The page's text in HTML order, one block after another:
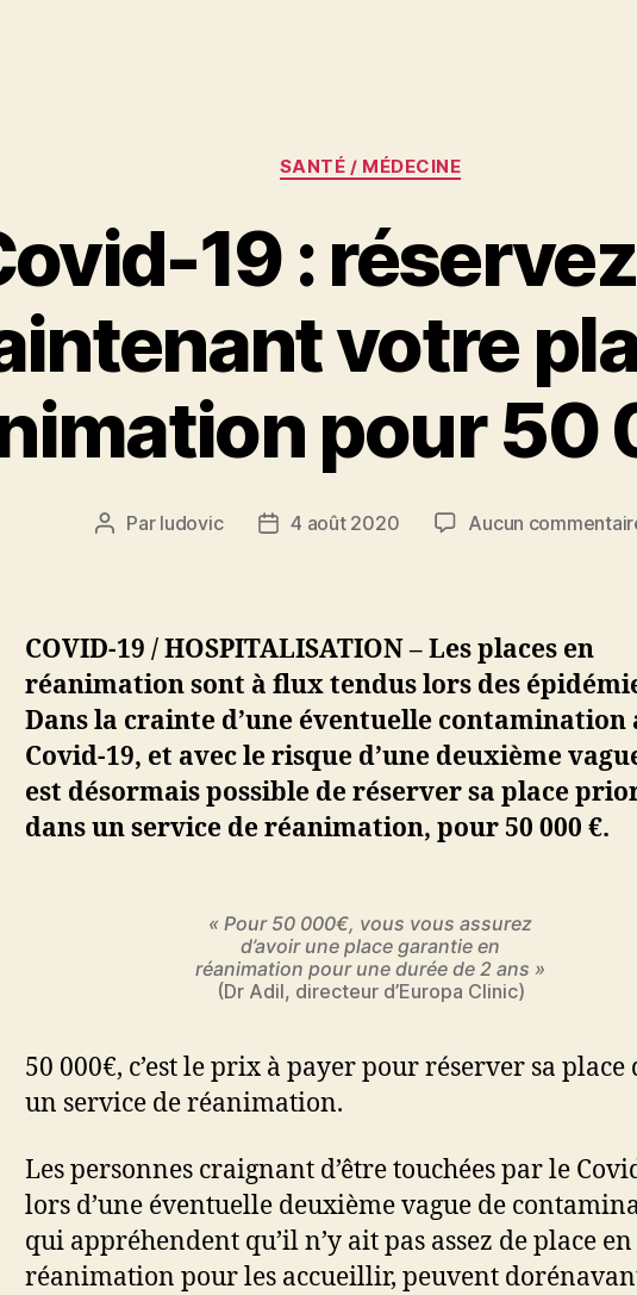
Catégories
SANTÉ / MÉDECINE
19 :
votre
pour 50
Auteur
Par ludovic
Date4 août 2020 Aucun
COVID-19 / HOSPITALISATION – Les places en
réanimation sont à flux tendus lors des
Dans la crainte d’une éventuelle contamination
Covid-19, et avec le risque d’une deuxième
est désormais possible de réserver sa place
dans un service de réanimation, pour 50 000 €.
« Pour 50 000€, vous vous assurez
d’avoir une place garantie en
réanimation pour une durée de 2 ans »
(Dr Adil, directeur d’Europa Clinic)
50 000€, c’est le prix à payer pour réserver sa place
un service de réanimation.
Les personnes craignant d’être touchées par le
lors d’une éventuelle deuxième vague de
qui appréhendent qu’il n’y ait pas assez de place en
réanimation pour les accueillir, peuvent